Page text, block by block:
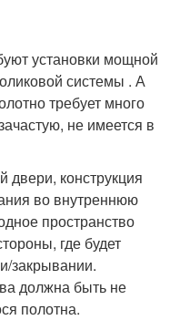
установки мощной
системы . А
требует много
не имеется в
двери, конструкция
во внутреннюю
пространство
где будет
закрывании.
должна быть не
полотна.